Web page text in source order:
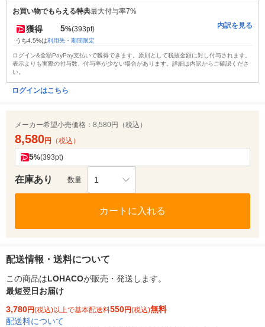
お買い物でもらえる特典最大付与率7%
獲得 5%(393pt)
うち4.5%は利用先・期間限定
内訳を見る
ログイン&全額PayPay支払いで獲得できます。原則として税抜金額に対し付与されます。
表示よりも実際の付与数、付与率が少ない場合があります。詳細は内訳からご確認くださ
い。
ログインはこちら
メーカー希望小売価格： 8,580円（税込）
8,580円 （税込）
5%(393pt)
在庫あり 数量 1
カートに入れる
配送情報・送料について
この商品はLOHACOが販売・発送します。
最短翌日お届け
3,780円(税込)以上で基本配送料550円(税込)無料
配送料について